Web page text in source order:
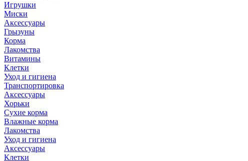
Игрушки
Миски
Аксессуары
Грызуны
Корма
Лакомства
Витамины
Клетки
Уход и гигиена
Транспортировка
Аксессуары
Хорьки
Сухие корма
Влажные корма
Лакомства
Уход и гигиена
Аксессуары
Клетки